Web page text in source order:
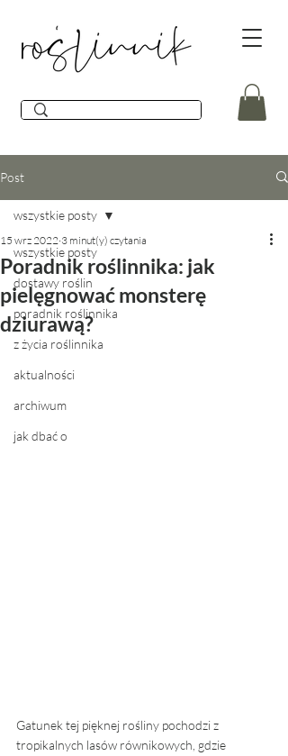
Post
wszystkie posty
dostawy roślin
poradnik roślinnika
z życia roślinnika
aktualności
archiwum
jak dbać o
wszystkie posty
Poradnik roślinnika: jak
pielęgnować monsterę
dziurawą?
15 wrz 2022 3 minut(y) czytania
Gatunek tej pięknej rośliny pochodzi z
tropikalnych lasów równikowych, gdzie